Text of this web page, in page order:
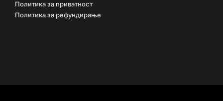
Политика за приватност
Политика за рефундирање